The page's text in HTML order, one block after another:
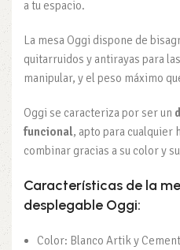
a tu espacio.
La mesa Oggi dispone de
quitarruidos y antirayas para
manipular, y el peso máximo
Oggi se caracteriza por ser un
funcional, apto para cualquier
combinar gracias a su color y
Características de la
desplegable Oggi:
Color: Blanco Artik y